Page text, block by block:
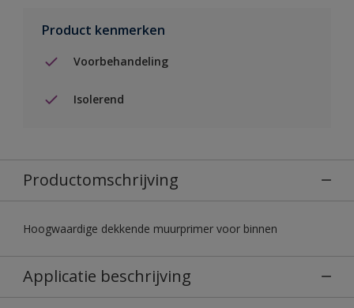
Product kenmerken
Voorbehandeling
Isolerend
Productomschrijving
Hoogwaardige dekkende muurprimer voor binnen
Applicatie beschrijving